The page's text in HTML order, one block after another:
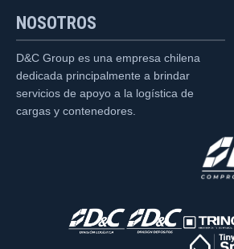
NOSOTROS
D&C Group es una empresa chilena
dedicada principalmente a brindar
servicios de apoyo a la logística de
cargas y contenedores.